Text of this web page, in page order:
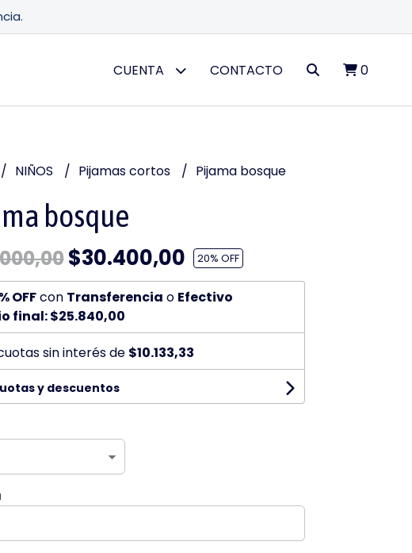
CUENTA CONTACTO 0
NIÑOS Pijamas cortos Pijama bosque
bosque
$30.400,00 20% OFF
OFFcon Transferencia o Efectivo
final:$25.840,00
sin interés de $10.133,33
y descuentos